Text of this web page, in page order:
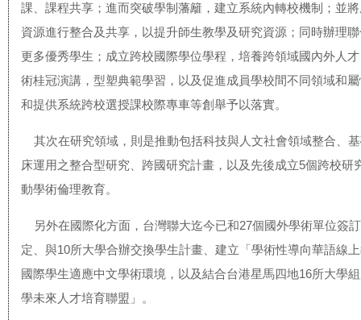
課、課程共享；進而突破學制藩籬，建立系統內轉校機制；並
資源進行整合及共享，以提升師生教學及研究資源；同時辦理
更多優秀學生；成立跨校國際學位學程，培養跨領域國內外人
術桂冠演講，型塑典範學習，以及促進成員學校間不同領域和
和提供系統跨校選授課校際專車等創舉予以落實。
其次在研究領域，則是推動包括科技與人文社會領域整合、
床運用之整合型研究、跨國研究計畫，以及先後成立5個跨校研
動學術倫理教育。
另外在國際化方面，台灣聯大迄今已和27個國外學術單位簽
定、與10所大學合辦交換學生計畫、建立「學術性導向華語線
國際學生適應中文學術環境，以及結合台港星馬四地16所大學
學未來人才培育聯盟」。